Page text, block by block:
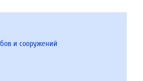
и сооружений